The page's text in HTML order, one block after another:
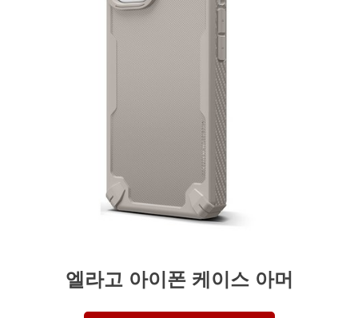
엘라고 아이폰 케이스 아머